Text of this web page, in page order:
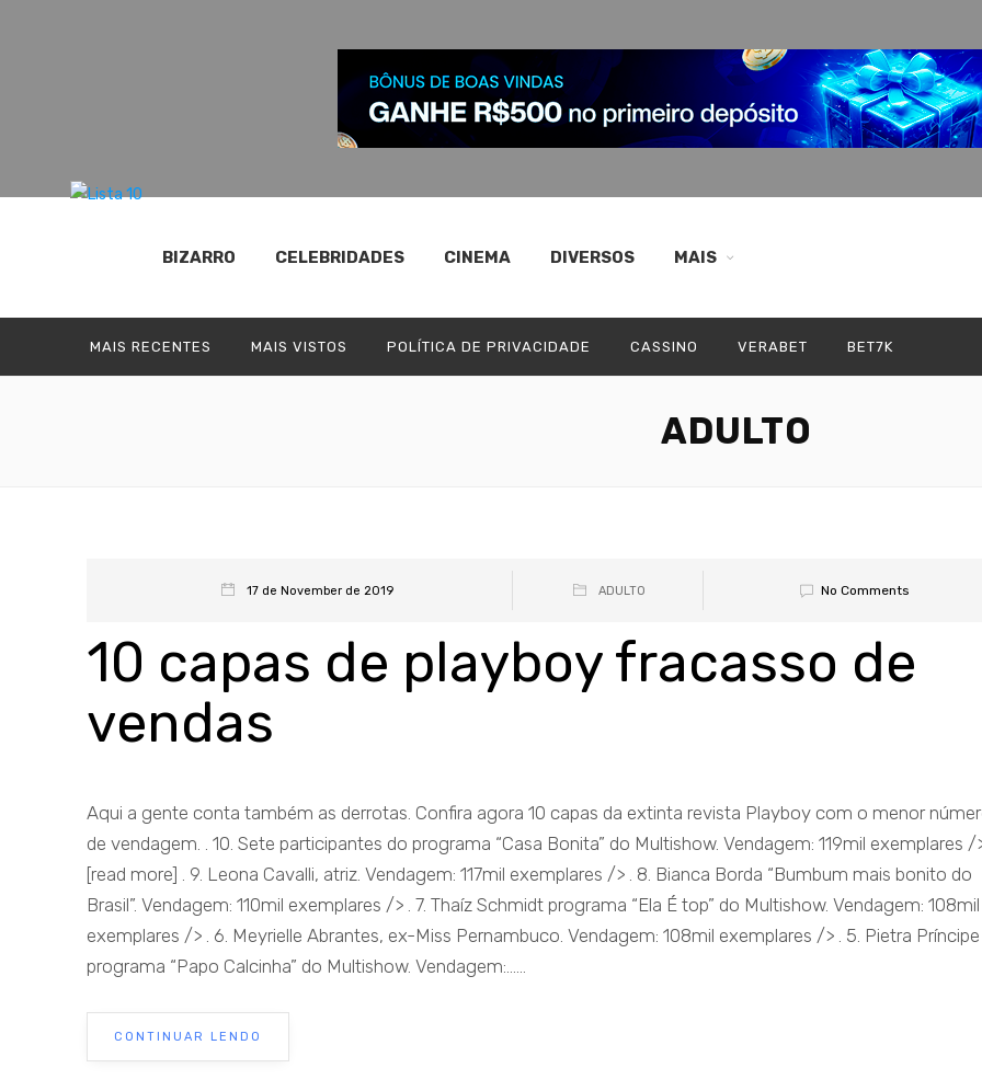
BIZARRO CELEBRIDADES CINEMA DIVERSOS MAIS
MAIS RECENTES MAIS VISTOS POLÍTICA DE PRIVACIDADE CASSINO VERABET BET7K
ADULTO
17 de November de 2019 ADULTO No Comments
10 capas de playboy fracasso de
vendas
Aqui a gente conta também as derrotas. Confira agora 10 capas da extinta revista Playboy com o menor
de vendagem. . 10. Sete participantes do programa “Casa Bonita” do Multishow. Vendagem: 119mil exemplares /
[read more] . 9. Leona Cavalli, atriz. Vendagem: 117mil exemplares /> . 8. Bianca Borda “Bumbum mais bonito do
Brasil”. Vendagem: 110mil exemplares /> . 7. Thaíz Schmidt programa “Ela É top” do Multishow. Vendagem: 108mil
exemplares /> . 6. Meyrielle Abrantes, ex-Miss Pernambuco. Vendagem: 108mil exemplares /> . 5. Pietra Príncipe
programa “Papo Calcinha” do Multishow. Vendagem:......
CONTINUAR LENDO